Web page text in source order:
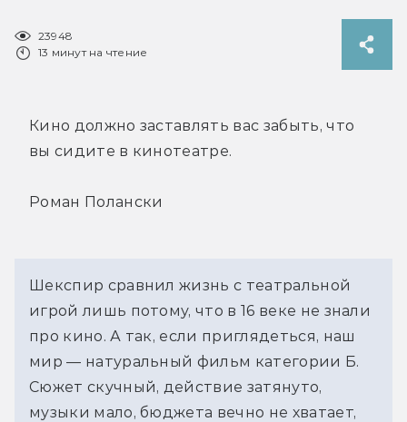
23948
13 минут на чтение
Кино должно заставлять вас забыть, что
вы сидите в кинотеатре.
Роман Полански
Шекспир сравнил жизнь с театральной
игрой лишь потому, что в 16 веке не знали
про кино. А так, если приглядеться, наш
мир — натуральный фильм категории Б.
Сюжет скучный, действие затянуто,
музыки мало, бюджета вечно не хватает,